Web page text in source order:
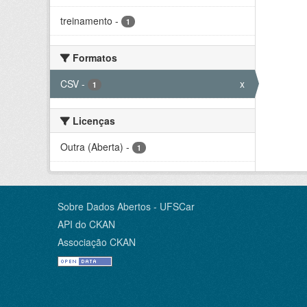
treinamento - 1
Formatos
CSV - 1 x
Licenças
Outra (Aberta) - 1
Sobre Dados Abertos - UFSCar
API do CKAN
Associação CKAN